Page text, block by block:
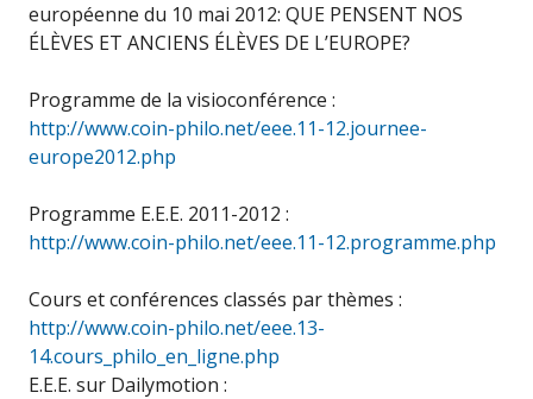
européenne du 10 mai 2012: QUE PENSENT NOS
ÉLÈVES ET ANCIENS ÉLÈVES DE L’EUROPE?
Programme de la visioconférence :
http://www.coin-philo.net/eee.11-12.journee-
europe2012.php
Programme E.E.E. 2011-2012 :
http://www.coin-philo.net/eee.11-12.programme.php
Cours et conférences classés par thèmes :
http://www.coin-philo.net/eee.13-
14.cours_philo_en_ligne.php
E.E.E. sur Dailymotion :